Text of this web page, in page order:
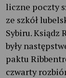
liczne poczty
ze szkół
Sybiru. Ksiądz
były
paktu
czwarty